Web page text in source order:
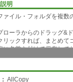
明
イル・フォルダを複数
ーラからのドラッグ&
リックすれば、まとめて
名前を付けて保存して
フト起動中は設定内の
先へコピーすることもで
コピー作業をする場合
AllCopy